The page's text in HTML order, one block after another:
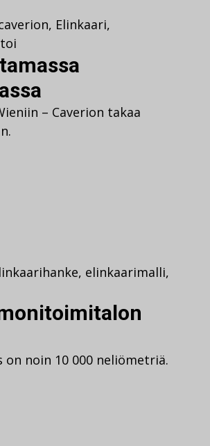
, Elinkaari,
– Caverion takaa
, elinkaarimalli,
noin 10 000 neliömetriä.